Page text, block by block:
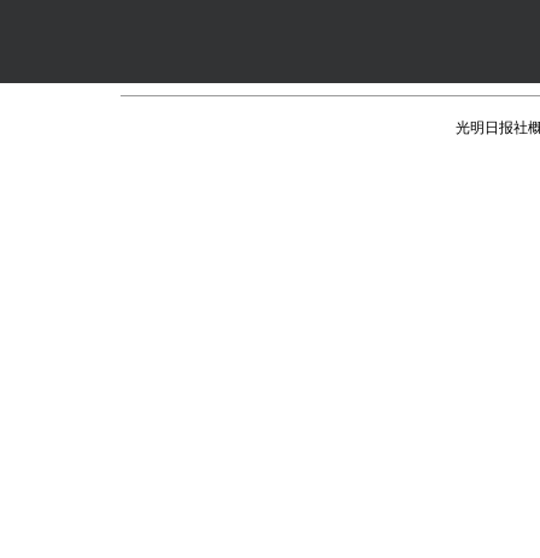
光明日报社